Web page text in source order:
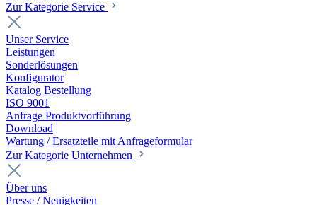
Zur Kategorie Service
Unser Service
Leistungen
Sonderlösungen
Konfigurator
Katalog Bestellung
ISO 9001
Anfrage Produktvorführung
Download
Wartung / Ersatzteile mit Anfrageformular
Zur Kategorie Unternehmen
Über uns
Presse / Neuigkeiten